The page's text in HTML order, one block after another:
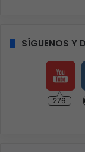
SÍGUENOS Y
276